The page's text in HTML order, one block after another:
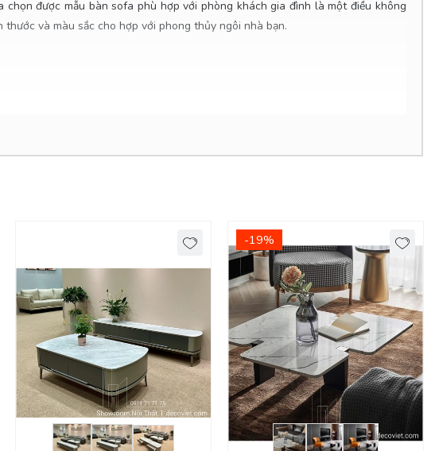
được mẫu bàn sofa phù hợp với phòng khách gia đình là một điều không
và màu sắc cho hợp với phong thủy ngôi nhà bạn.
tính riêng của mỗi gia chủ. Để chọn lựa được địa chỉ bán bàn sofa đẹp giá rẻ,
thất. Các mẫubàn sofa giá rẻ
được thiết kế và sản xuất tại Decoviet hầu hết sử
-19%